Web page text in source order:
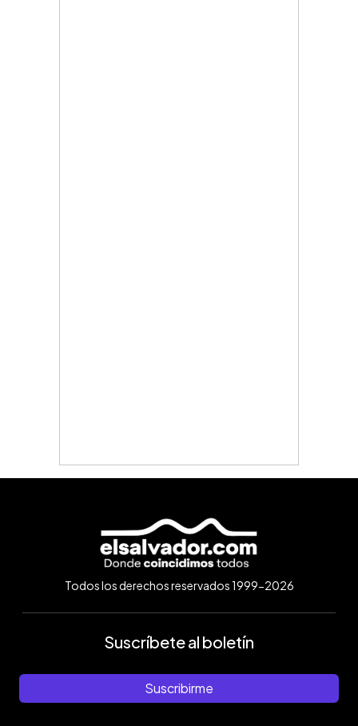
Todos los derechos reservados 1999-2026
Suscríbete al boletín
Suscribirme